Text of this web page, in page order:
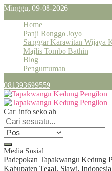
Minggu, 09-08-2026
Home
Panji Ronggo Joyo
Sanggar Karawitan Wijaya
Majlis Tombo Bathin
Blog
Pengumuman
081393699559
Cari info sekolah
Media Sosial
Padepokan Tapakwangu Kedung
Kabupaten Tegal, Slawi, Indonesia